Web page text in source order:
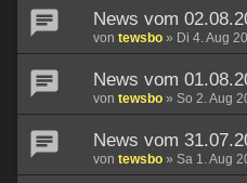
News vom
von tewsbo » Di 4. Aug
News vom
von tewsbo » So 2. Aug
News vom
von tewsbo » Sa 1. Aug